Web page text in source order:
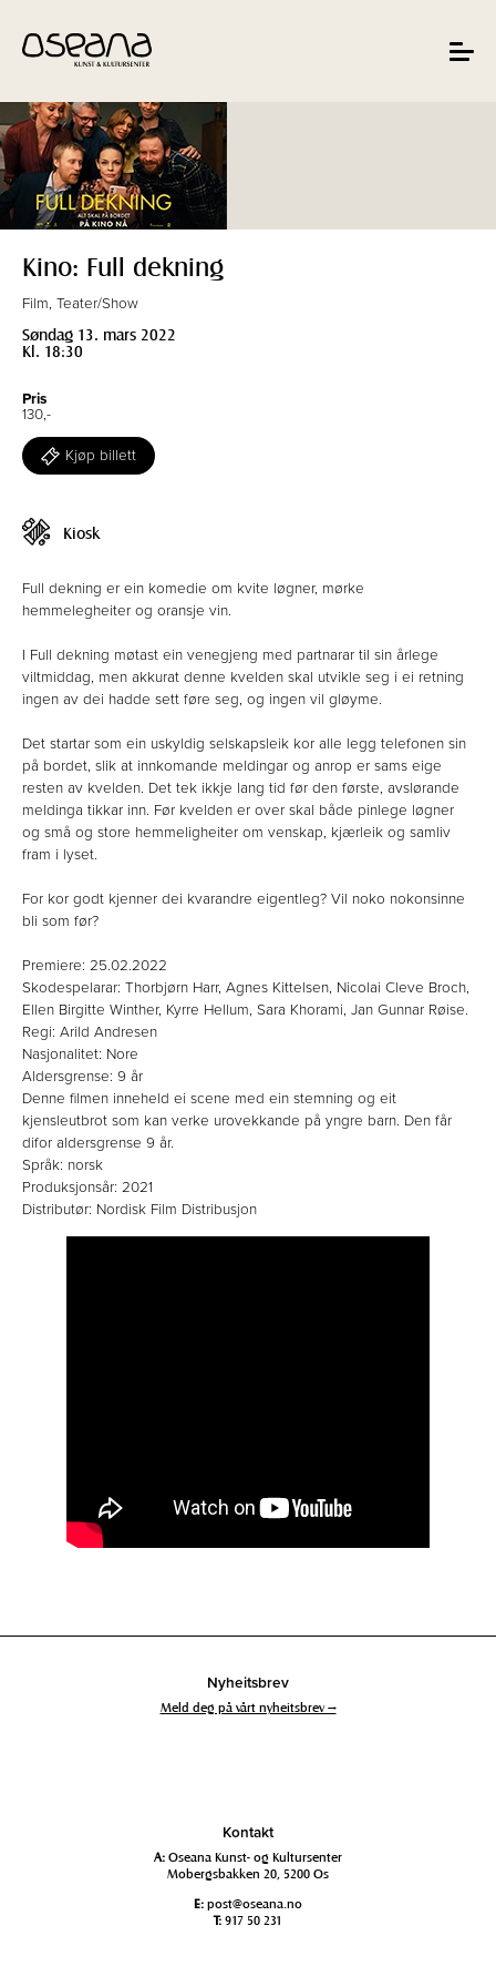
innhold
navigasjon
Toggle
Full dekning er ein komedie om kvite løgner, mørke
hemmelegheiter og oransje vin.
I Full dekning møtast ein venegjeng med partnarar til sin årlege
viltmiddag, men akkurat denne kvelden skal utvikle seg i ei retning
ingen av dei hadde sett føre seg, og ingen vil gløyme.
Det startar som ein uskyldig selskapsleik kor alle legg telefonen sin
på bordet, slik at innkomande meldingar og anrop er sams eige
resten av kvelden. Det tek ikkje lang tid før den første, avslørande
meldinga tikkar inn. Før kvelden er over skal både pinlege løgner
og små og store hemmeligheiter om venskap, kjærleik og samliv
fram i lyset.
For kor godt kjenner dei kvarandre eigentleg? Vil noko nokonsinne
bli som før?
Premiere: 25.02.2022
Skodespelarar: Thorbjørn Harr, Agnes Kittelsen, Nicolai Cleve Broch,
Ellen Birgitte Winther, Kyrre Hellum, Sara Khorami, Jan Gunnar Røise.
Regi: Arild Andresen
Nasjonalitet: Nore
Aldersgrense: 9 år
Denne filmen inneheld ei scene med ein stemning og eit
kjensleutbrot som kan verke urovekkande på yngre barn. Den får
difor aldersgrense 9 år.
Språk: norsk
Produksjonsår: 2021
Distributør: Nordisk Film Distribusjon
Kino: Full dekning
Film, Teater/Show
Søndag 13. mars 2022
Kl. 18:30
Pris
130,-
Kjøp billett
Kiosk
Nyheitsbrev
Meld deg på vårt nyheitsbrev →
Kontakt
A: Oseana Kunst- og Kultursenter
Mobergsbakken 20, 5200 Os
E: post@oseana.no
T: 917 50 231